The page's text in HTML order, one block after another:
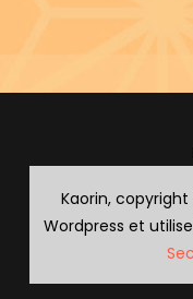
Kaorin,
Wordpress et